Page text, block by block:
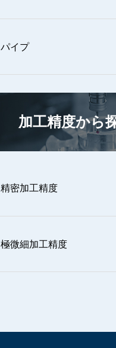
パイプ
加工精度から
精密加工精度
極微細加工精度